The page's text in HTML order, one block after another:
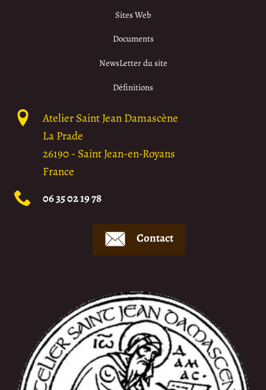
Sites Web
Documents
NewsLetter du site
Définitions
Atelier Saint Jean Damascène
La Prade
26190- Saint Jean-en-Royans
France
06 35 02 19 78
Contact